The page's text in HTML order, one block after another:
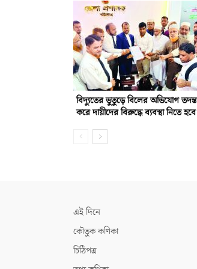
বিদ্যুতের ভুতুড়ে বিলের অভিযোগ তদন্ত
করে দায়ীদের বিরুদ্ধে ব্যবস্থা নিতে হবে
এই দিনে
কৌতুক কণিকা
চিঠিপত্র